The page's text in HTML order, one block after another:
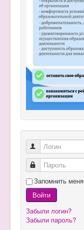
Логин
Пароль
Запомнить меня
Войти
Забыли логин?
Забыли пароль?